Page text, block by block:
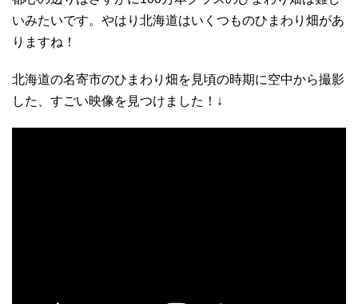
いみたいです。やはり北海道はいくつものひまわり畑があ
りますね！
北海道の名寄市のひまわり畑を見頃の時期に空中から撮影
した、すごい映像を見つけました！↓